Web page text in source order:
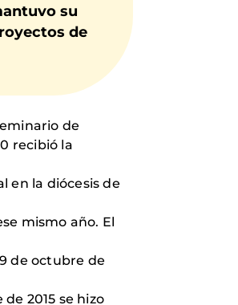
su
de
de
recibió la
en la diócesis de
mismo año. El
de octubre de
2015 se hizo